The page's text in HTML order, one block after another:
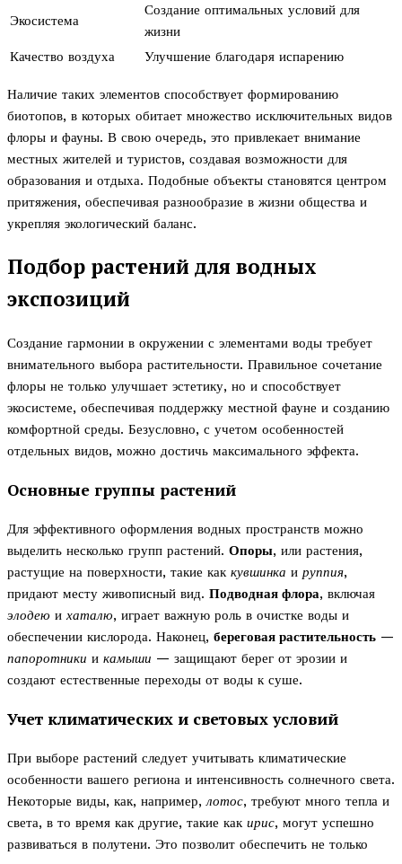
Экосистема
Создание оптимальных условий для
жизни
Качество воздуха
Улучшение благодаря испарению
Наличие таких элементов способствует формированию
биотопов, в которых обитает множество исключительных видов
флоры и фауны. В свою очередь, это привлекает внимание
местных жителей и туристов, создавая возможности для
образования и отдыха. Подобные объекты становятся центром
притяжения, обеспечивая разнообразие в жизни общества и
укрепляя экологический баланс.
Подбор растений для водных
экспозиций
Создание гармонии в окружении с элементами воды требует
внимательного выбора растительности. Правильное сочетание
флоры не только улучшает эстетику, но и способствует
экосистеме, обеспечивая поддержку местной фауне и созданию
комфортной среды. Безусловно, с учетом особенностей
отдельных видов, можно достичь максимального эффекта.
Основные группы растений
Для эффективного оформления водных пространств можно
выделить несколько групп растений. Опоры, или растения,
растущие на поверхности, такие как кувшинка и руппия,
придают месту живописный вид. Подводная флора, включая
элодею и хаталю, играет важную роль в очистке воды и
обеспечении кислорода. Наконец, береговая растительность —
папоротники и камыши — защищают берег от эрозии и
создают естественные переходы от воды к суше.
Учет климатических и световых условий
При выборе растений следует учитывать климатические
особенности вашего региона и интенсивность солнечного света.
Некоторые виды, как, например,лотос, требуют много тепла и
света, в то время как другие, такие как ирис, могут успешно
развиваться в полутени. Это позволит обеспечить не только